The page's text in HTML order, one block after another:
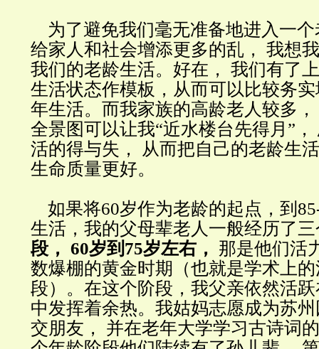
为了避免我们毫无准备地进入一个
给家人和社会增添更多的乱， 我想
我们的老龄生活。好在， 我们有了
生活状态作模板，从而可以比较务
年生活。而我家族的高龄老人较多
全景图可以让我“近水楼台先得月”
活的得与失， 从而把自己的老龄生
生命质量更好。
如果将60岁作为老龄的起点，到
生活，我的父母辈老人一般经历了
段， 60岁到75岁左右，
那是他们活
数爆棚的黄金时期（也就是学术上
段）。在这个阶段，我父亲依然活
中发挥着余热。我姑妈志愿成为苏
交朋友， 并在老年大学学习古诗词